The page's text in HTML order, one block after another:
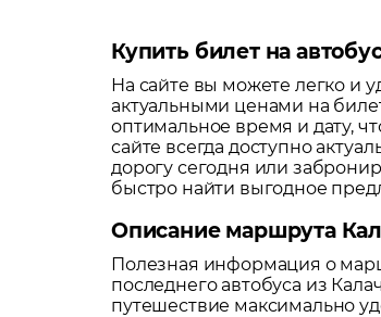
Купить билет на
На сайте вы можете легко и
актуальными ценами на
оптимальное время и дату,
сайте всегда доступно
дорогу сегодня или
быстро найти выгодное
Описание маршрута
Полезная информация о
последнего автобуса из Калач
путешествие максимально